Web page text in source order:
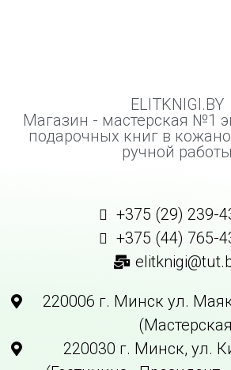
ELITKNIGI.BY
Магазин - мастерская №1
подарочных книг в
ручной работы
+375 (29) 239-
+375 (44) 765-
220006 г. Минск ул.
220030 г. Минск, ул.